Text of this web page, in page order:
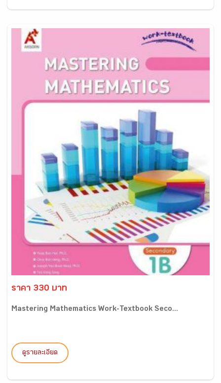
ราคา 330 บาท
Mastering Mathematics Work-Textbook Seco...
ดูรายละเอียด